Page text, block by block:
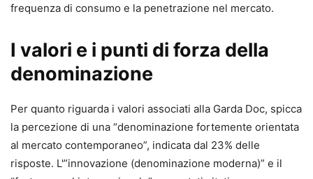
frequenza di consumo e la penetrazione nel mercato.
I valori e i punti di forza della
denominazione
Per quanto riguarda i valori associati alla Garda Doc, spicca
la percezione di una “denominazione fortemente orientata
al mercato contemporaneo”, indicata dal 23% delle
risposte. L'”innovazione (denominazione moderna)” e il